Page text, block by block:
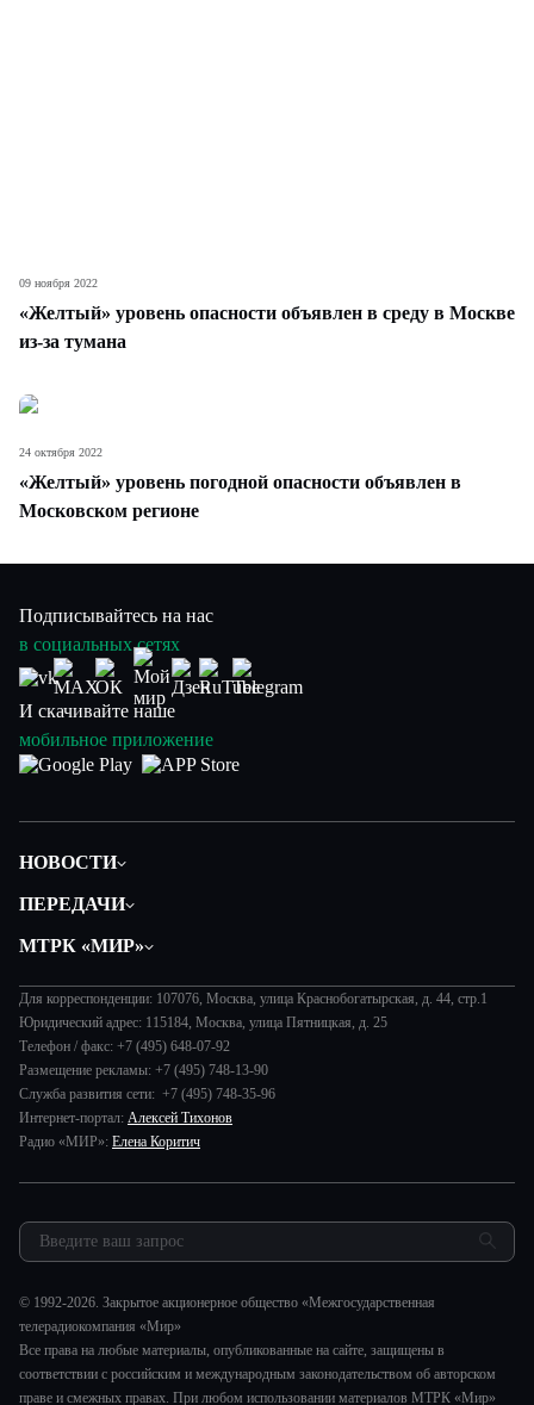
«Желтый» уровень опасности объявлен в среду в Москве
из-за тумана
09 ноября 2022
«Желтый» уровень погодной опасности объявлен в
Московском регионе
24 октября 2022
Подписывайтесь на нас
в социальных сетях
И скачивайте наше
мобильное приложение
НОВОСТИ
Экономика
Происшествия
В содружестве
В мире
Наука и технологии
Здоровье и медицина
Культура
Шоу-бизнес
Сад и огород
ПЕРЕДАЧИ
Дела судебные
Диктор делает
Игра в кино
Игра в кино. Мультфильмы
Исторический детектив
МИР. Мнение
Мировое соглашение
Обману.НЕТ
Предварительный диагноз
Пять причин поехать в...
МТРК «МИР»
История
Руководство
Новости компании
Пресса о нас
Карьера
Результаты СОУТ
Для корреспонденции: 107076, Москва, улица Краснобогатырская, д. 44, стр.1
Юридический адрес: 115184, Москва, улица Пятницкая, д. 25
Телефон / факс: +7 (495) 648-07-92
Размещение рекламы: +7 (495) 748-13-90
Служба развития сети: +7 (495) 748-35-96
Интернет-портал: Алексей Тихонов
Радио «МИР»: Елена Коритич
© 1992-2026. Закрытое акционерное общество «Межгосударственная
телерадиокомпания «Мир»
Все права на любые материалы, опубликованные на сайте, защищены в
соответствии с российским и международным законодательством об авторском
праве и смежных правах. При любом использовании материалов МТРК «Мир»